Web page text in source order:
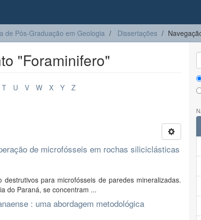
de Pós-Graduação em Geologia Dissertações
"Foraminifero"
T U V W X Y Z
de microfósseis em rochas siliciclásticas
para microfósseis de paredes mineralizadas.
do Paraná, se concentram ...
: uma abordagem metodológica